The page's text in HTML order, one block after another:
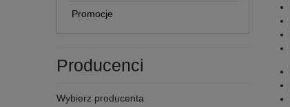
Promocje
Producenci
Wybierz producenta